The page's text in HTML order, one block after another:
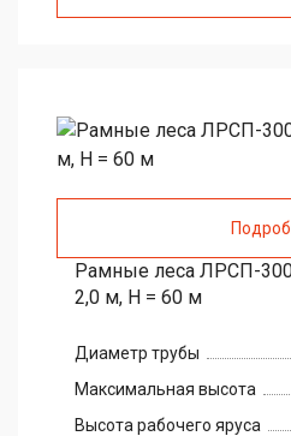
Рамные леса ЛРСП-
2,0 м, H = 60 м
Диаметр трубы
Максимальная высота
Высота рабочего яруса